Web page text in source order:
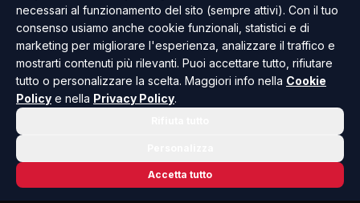
necessari al funzionamento del sito (sempre attivi). Con il tuo
consenso usiamo anche cookie funzionali, statistici e di
marketing per migliorare l'esperienza, analizzare il traffico e
mostrarti contenuti più rilevanti. Puoi accettare tutto, rifiutare
tutto o personalizzare la scelta. Maggiori info nella Cookie
Policy e nella Privacy Policy.
Accetta tutto